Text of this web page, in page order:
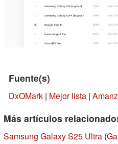
Fuente(s)
DxOMark | Mejor lista |
Más artículos
Samsung Galaxy S25 Ultra (